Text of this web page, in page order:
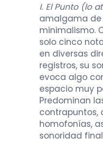
I. El Punto (lo
amalgama de
minimalismo.
solo cinco
en diversas
registros, su
evoca algo
espacio muy
Predominan
contrapuntos,
homofonías,
sonoridad